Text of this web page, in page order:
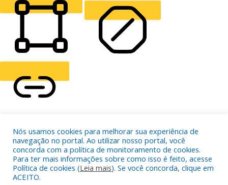
READING LINE READING MASK HIDE IMAGES
HIGHLIGHT CONTENT
HIGHLIGHT LINKS
RESET SETTINGS
Nós usamos cookies para melhorar sua experiência de
navegação no portal. Ao utilizar nosso portal, você
concorda com a política de monitoramento de cookies.
Para ter mais informações sobre como isso é feito, acesse
Política de cookies (Leia mais). Se você concorda, clique em
ACEITO.